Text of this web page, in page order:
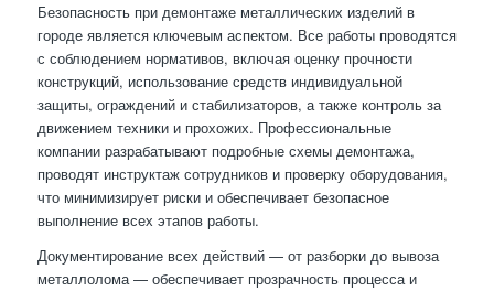
Безопасность при демонтаже металлических изделий в
городе является ключевым аспектом. Все работы проводятся
с соблюдением нормативов, включая оценку прочности
конструкций, использование средств индивидуальной
защиты, ограждений и стабилизаторов, а также контроль за
движением техники и прохожих. Профессиональные
компании разрабатывают подробные схемы демонтажа,
проводят инструктаж сотрудников и проверку оборудования,
что минимизирует риски и обеспечивает безопасное
выполнение всех этапов работы.
Документирование всех действий — от разборки до вывоза
металлолома — обеспечивает прозрачность процесса и